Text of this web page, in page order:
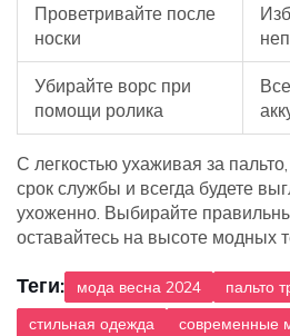
Проветривайте после
носки
Убирайте ворс при
помощи ролика
С легкостью ухаживая за
срок службы и всегда будете
ухоженно. Выбирайте
оставайтесь на высоте модных
Теги: мода весна 2024
пальто
стильная одежда
современные